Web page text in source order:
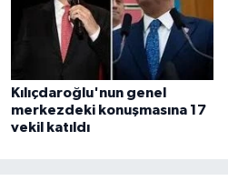
Kılıçdaroğlu'nun genel
merkezdeki konuşmasına 17
vekil katıldı